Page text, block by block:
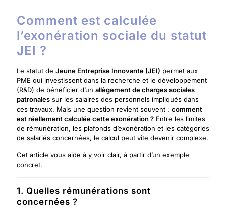
Comment est calculée
l’exonération sociale du statut
JEI ?
Le statut de Jeune Entreprise Innovante (JEI) permet aux
PME qui investissent dans la recherche et le développement
(R&D) de bénéficier d’un allègement de charges sociales
patronales sur les salaires des personnels impliqués dans
ces travaux. Mais une question revient souvent : comment
est réellement calculée cette exonération ? Entre les limites
de rémunération, les plafonds d’exonération et les catégories
de salariés concernées, le calcul peut vite devenir complexe.
Cet article vous aide à y voir clair, à partir d’un exemple
concret.
1. Quelles rémunérations sont
concernées ?